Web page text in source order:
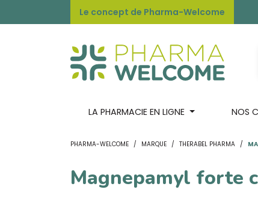
Le concept de Pharma-Welcome
LA PHARMACIE EN LIGNE NOS
PHARMA-WELCOME MARQUE THERABEL PHARMA
Magnepamyl forte